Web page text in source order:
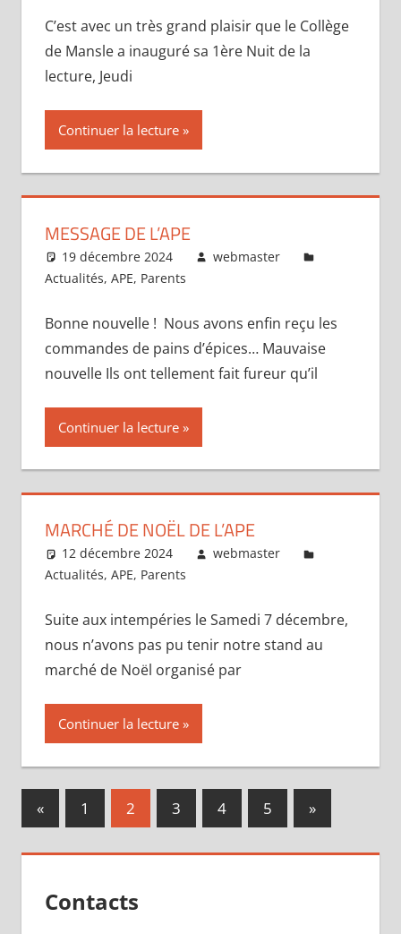
C’est avec un très grand plaisir que le Collège
de Mansle a inauguré sa 1ère Nuit de la
lecture, Jeudi
Continuer la lecture
MESSAGE DE L’APE
19 décembre 2024
webmaster
Actualités, APE, Parents
Bonne nouvelle ! Nous avons enfin reçu les
commandes de pains d’épices… Mauvaise
nouvelle Ils ont tellement fait fureur qu’il
Continuer la lecture
MARCHÉ DE NOËL DE L’APE
12 décembre 2024
webmaster
Actualités, APE, Parents
Suite aux intempéries le Samedi 7 décembre,
nous n’avons pas pu tenir notre stand au
marché de Noël organisé par
Continuer la lecture
Pagination
«Publications
précédentes
1 2 3 4 5
Publications
suivantes :
»
Contacts